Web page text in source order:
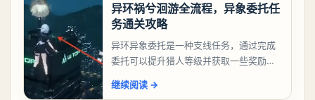
异环祸兮洄游全流程，异象委托任
务通关攻略
异环异象委托是一种支线任务，通过完成
委托可以提升猎人等级并获取一些奖励，
么做，下面就来告诉大家。异环异象委托
继续阅读 →